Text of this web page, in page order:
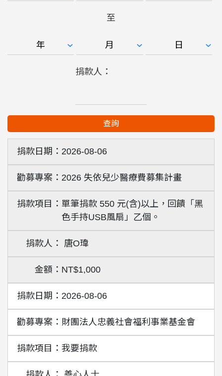
至
捐款人：
查詢
2026-08-06
2026 失依兒少醫療費募集計畫
單筆捐款 550 元(含)以上，回饋「黑
色手持USB風扇」乙個。
唐O瑋
NT$1,000
2026-08-06
財團法人忠義社會福利事業基金會
我要捐款